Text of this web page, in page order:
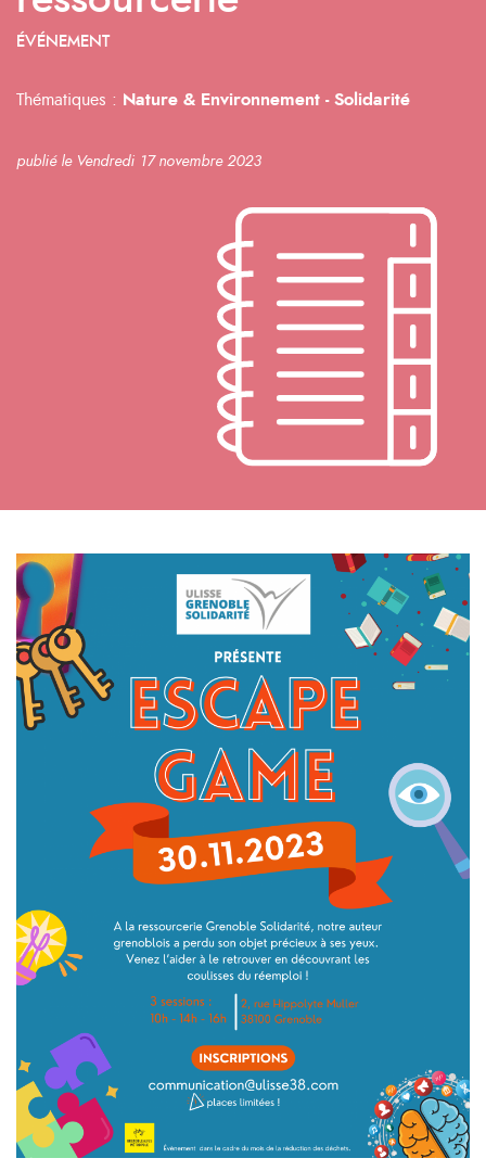
ÉVÉNEMENT
Thématiques : Nature & Environnement - Solidarité
publié le Vendredi 17 novembre 2023